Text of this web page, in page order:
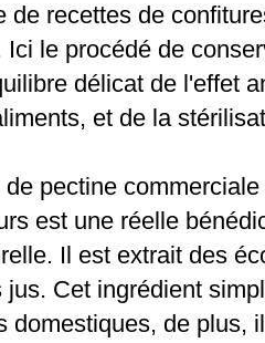
de recettes de
Ici le procédé de
délicat de l'effet
et de la
pectine
est une réelle
Il est extrait des
jus. Cet ingrédient
domestiques, de plus,